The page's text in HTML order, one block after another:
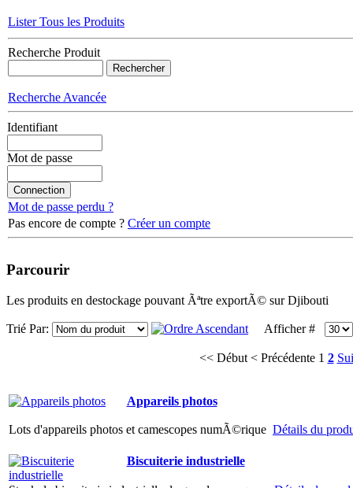
Lister Tous les Produits
Recherche Produit
Recherche Avancée
Identifiant
Mot de passe
Mot de passe perdu ?
Pas encore de compte ? Créer un compte
Parcourir
Les produits en destockage pouvant Ãªtre exportÃ© sur Djibouti
Trié Par: Afficher #
<< Début < Précédente 1 2
Appareils photos
Lots d'appareils photos et camescopes numÃ©rique Détails du
Biscuiterie industrielle